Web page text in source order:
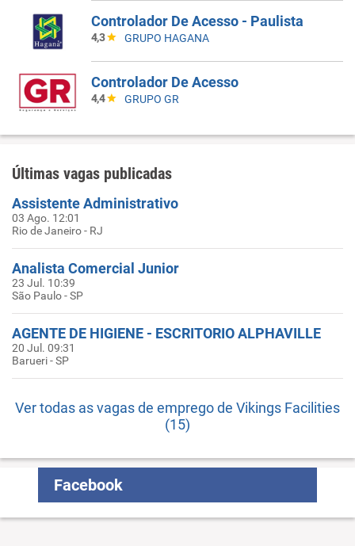
Controlador De Acesso - Paulista
4,3 GRUPO HAGANA
Controlador De Acesso
4,4 GRUPO GR
Últimas vagas publicadas
Assistente Administrativo
03 Ago. 12:01
Rio de Janeiro - RJ
Analista Comercial Junior
23 Jul. 10:39
São Paulo - SP
AGENTE DE HIGIENE - ESCRITORIO ALPHAVILLE
20 Jul. 09:31
Barueri - SP
Ver todas as vagas de emprego de Vikings Facilities
(15)
Facebook